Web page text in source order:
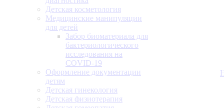
Детская косметология
Медицинские манипуляции
для детей
Забор биоматериала для
бактериологического
исследования на
COVID-19
Оформление документации
детям
Детская гинекология
Детская физиотерапия